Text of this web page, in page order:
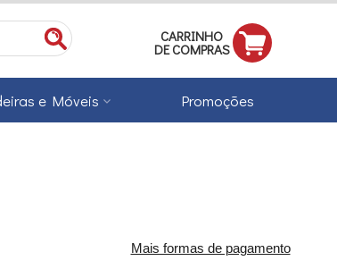
CARRINHO
DE COMPRAS
e Móveis Promoções
Mais formas de pagamento